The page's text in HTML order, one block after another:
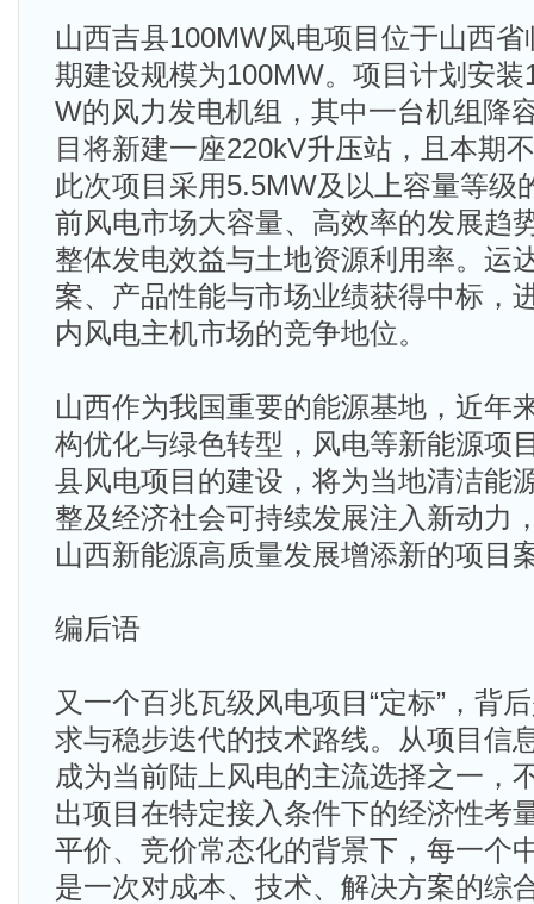
山西吉县100MW风电项目位于山西
期建设规模为100MW。项目计划安
W的风力发电机组，其中一台机组降
目将新建一座220kV升压站，且本期
此次项目采用5.5MW及以上容量等级
前风电市场大容量、高效率的发展趋
整体发电效益与土地资源利用率。运
案、产品性能与市场业绩获得中标，
内风电主机市场的竞争地位。
山西作为我国重要的能源基地，近年
构优化与绿色转型，风电等新能源项
县风电项目的建设，将为当地清洁能
整及经济社会可持续发展注入新动力
山西新能源高质量发展增添新的项目
编后语
又一个百兆瓦级风电项目“定标”，背
求与稳步迭代的技术路线。从项目信
成为当前陆上风电的主流选择之一，
出项目在特定接入条件下的经济性考
平价、竞价常态化的背景下，每一个
是一次对成本、技术、解决方案的综